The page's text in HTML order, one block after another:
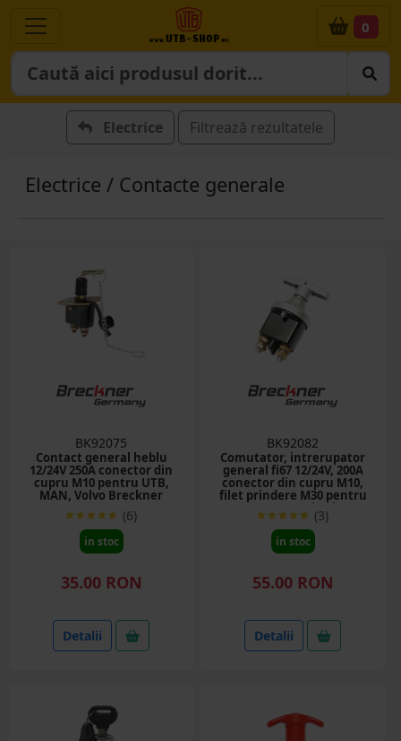
0
Electrice Filtrează rezultatele
Electrice / Contacte generale
BK92075
Contact general heblu
12/24V 250A conector din
cupru M10 pentru UTB,
MAN, Volvo Breckner
Germany(6)
in stoc
35.00 RON
Detalii
BK92082
Comutator, intrerupator
general fi67 12/24V, 200A
conector din cupru M10,
filet prindere M30 pentru
MAN, Iveco si Volvo
Breckner Germany
(3)
in stoc
55.00 RON
Detalii